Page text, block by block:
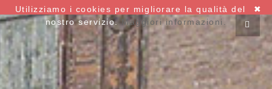
✖
Utilizziamo i cookies per migliorare la qualità del
nostro servizio. Maggiori informazioni.